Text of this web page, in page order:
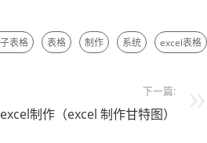
表格 表格 制作 系统 excel表格
下一篇:
制作（excel 制作甘特图）